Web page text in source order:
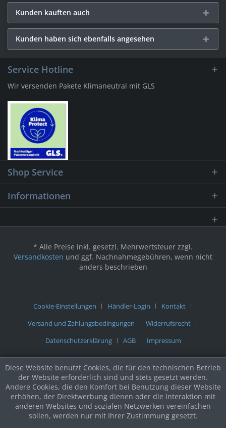
Kunden kauften auch
Kunden haben sich ebenfalls angesehen
Service Hotline
Wir versenden Pakete Klimaneutral mit GLS
Shop Service
Informationen
* Alle Preise inkl. gesetzl. Mehrwertsteuer zzgl.
Versandkosten und ggf. Nachnahmegebühren, wenn nicht
anders beschrieben
Cookie-Einstellungen Händler-Login
Kontakt
Versand und Zahlungsbedingungen
Widerrufsrecht
Datenschutzerklärung
AGB Impressum
Diese Website benutzt Cookies, die für den technischen Betrieb
der Website erforderlich sind und stets gesetzt werden.
Andere Cookies, die den Komfort bei Benutzung dieser Website
erhöhen, der Direktwerbung dienen oder die Interaktion mit
anderen Websites und sozialen Netzwerken vereinfachen
sollen, werden nur mit Ihrer Zustimmung gesetzt.